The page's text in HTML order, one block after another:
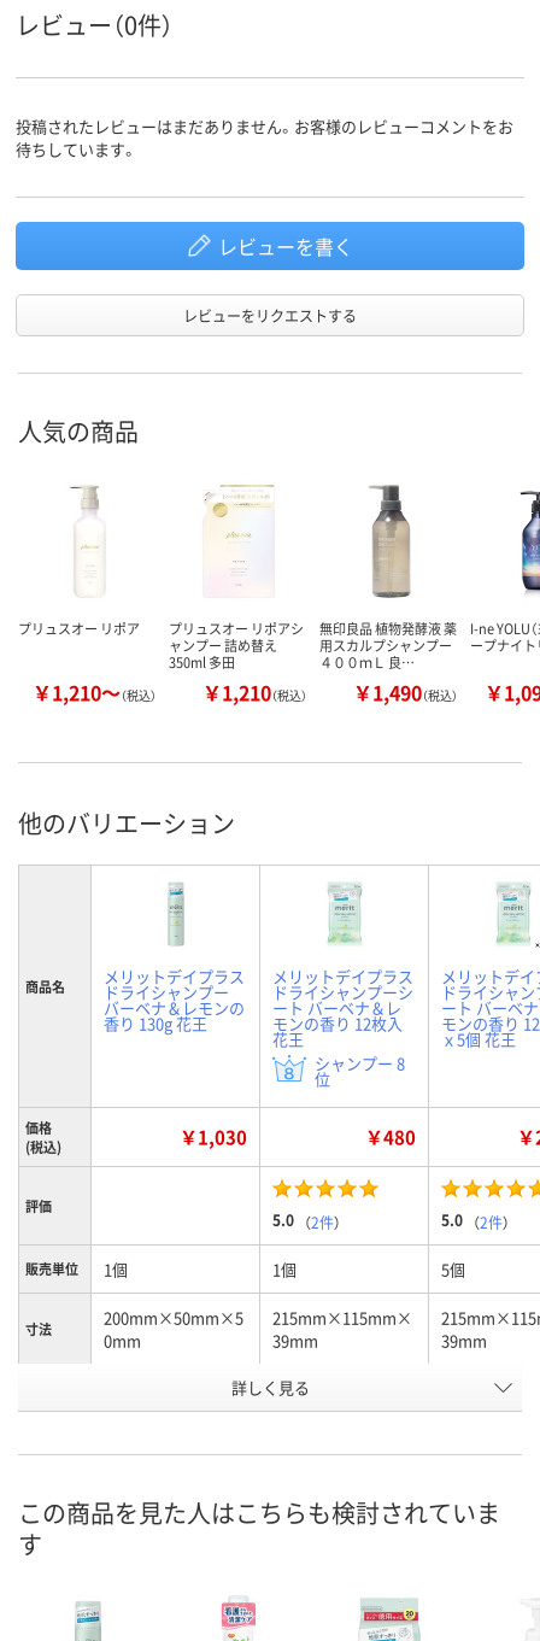
レビュー（0件）
投稿されたレビューはまだありません。お客様のレビューコメントをお
待ちしています。
レビューを書く
レビューをリクエストする
人気の商品
プリュスオー リポア
￥1,210～（税込）
プリュスオー リポアシ
ャンプー 詰め替え
350ml 多田
￥1,210（税込）
無印良品 植物発酵液 薬
用スカルプシャンプー
４００ｍＬ 良…
￥1,490（税込）
I-ne YOLU
ープナイ
￥
他のバリエーション
商品名 メリットデイプラス
ドライシャンプー
バーベナ＆レモンの
香り 130g 花王
メリットデイプラス
ドライシャンプーシ
ート バーベナ＆レ
モンの香り 12枚入
花王
シャンプー 8
位
メリットデ
ドライシャ
ート バーベ
モンの香り
ｘ5個 花王
価格
(税込)
￥1,030 ￥480
評価
5.0 （2件） 5.0 （2件）
販売単位 1個 1個 5個
寸法
200mm×50mm×5
0mm
215mm×115mm×
39mm
39mm
12枚
号
お届け日
詳しく見る
この商品を見た人はこちらも検討されていま
す